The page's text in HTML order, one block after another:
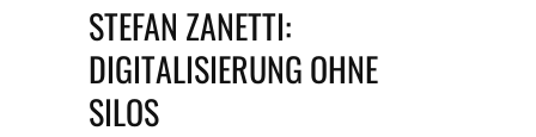
STEFAN ZANETTI:
DIGITALISIERUNG OHNE
SILOS